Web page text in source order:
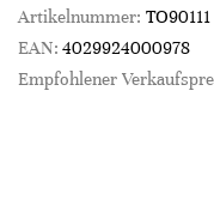
Artikelnummer: TO90111
EAN: 4029924000978
Empfohlener